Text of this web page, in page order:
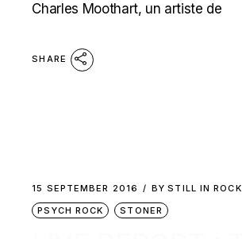
Charles Moothart, un artiste de
SHARE
15 SEPTEMBER 2016 BY STILL IN ROCK
PSYCH ROCK
STONER